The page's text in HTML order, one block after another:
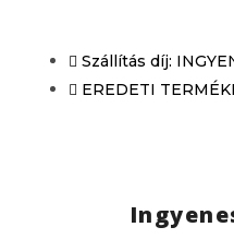
Szállítás díj:
EREDETI